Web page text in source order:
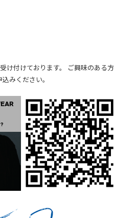
け付けております。 ご興味のある方
みください。